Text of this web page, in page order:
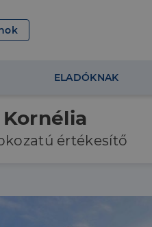
ELADÓKNAK
értékesítő